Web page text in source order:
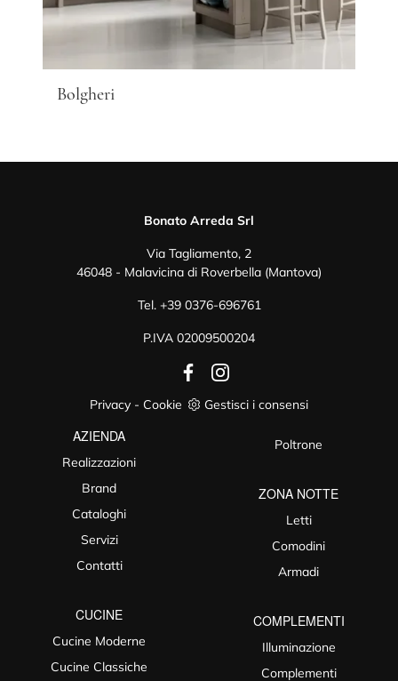
Bolgheri
Bonato Arreda Srl
Via Tagliamento, 2
46048 - Malavicina di Roverbella (Mantova)
Tel. +39 0376-696761
P.IVA 02009500204
Privacy - Cookie Gestisci i consensi
AZIENDA
Realizzazioni
Brand
Cataloghi
Servizi
Contatti
CUCINE
Cucine Moderne
Cucine Classiche
Poltrone
ZONA NOTTE
Letti
Comodini
Armadi
COMPLEMENTI
Illuminazione
Complementi